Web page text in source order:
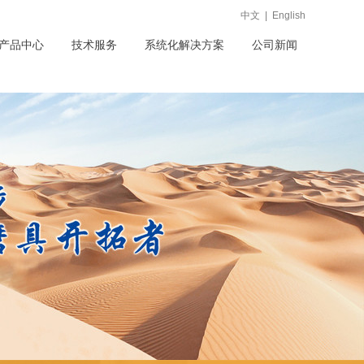
中文 English
品中心 技术服务 系统化解决方案 公司新闻